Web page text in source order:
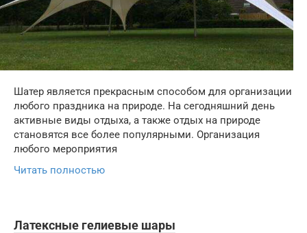
Шатер является прекрасным способом для организации
любого праздника на природе. На сегодняшний день
активные виды отдыха, а также отдых на природе
становятся все более популярными. Организация
любого мероприятия
Читать полностью
Латексные гелиевые шары